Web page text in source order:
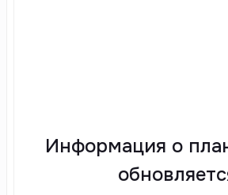
Информация о